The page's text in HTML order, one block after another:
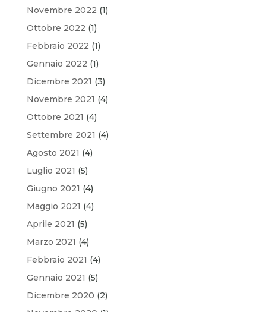
Novembre 2022 (1)
Ottobre 2022 (1)
Febbraio 2022 (1)
Gennaio 2022 (1)
Dicembre 2021 (3)
Novembre 2021 (4)
Ottobre 2021 (4)
Settembre 2021 (4)
Agosto 2021 (4)
Luglio 2021 (5)
Giugno 2021 (4)
Maggio 2021 (4)
Aprile 2021 (5)
Marzo 2021 (4)
Febbraio 2021 (4)
Gennaio 2021 (5)
Dicembre 2020 (2)